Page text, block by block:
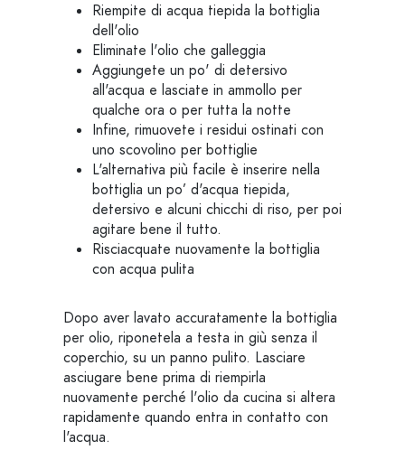
Riempite di acqua tiepida la bottiglia
dell'olio
Eliminate l'olio che galleggia
Aggiungete un po' di detersivo
all'acqua e lasciate in ammollo per
qualche ora o per tutta la notte
Infine, rimuovete i residui ostinati con
uno scovolino per bottiglie
L'alternativa più facile è inserire nella
bottiglia un po’ d'acqua tiepida,
detersivo e alcuni chicchi di riso, per poi
agitare bene il tutto.
Risciacquate nuovamente la bottiglia
con acqua pulita
Dopo aver lavato accuratamente la bottiglia
per olio, riponetela a testa in giù senza il
coperchio, su un panno pulito. Lasciare
asciugare bene prima di riempirla
nuovamente perché l'olio da cucina si altera
rapidamente quando entra in contatto con
l'acqua.